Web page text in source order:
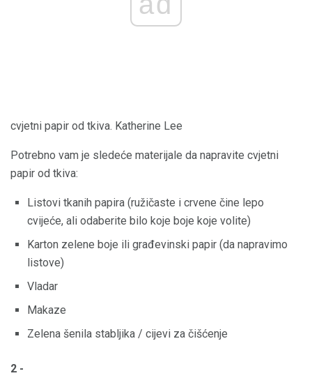
cvjetni papir od tkiva. Katherine Lee
Potrebno vam je sledeće materijale da napravite cvjetni
papir od tkiva:
Listovi tkanih papira (ružičaste i crvene čine lepo
cvijeće, ali odaberite bilo koje boje koje volite)
Karton zelene boje ili građevinski papir (da napravimo
listove)
Vladar
Makaze
Zelena šenila stabljika / cijevi za čišćenje
2 -